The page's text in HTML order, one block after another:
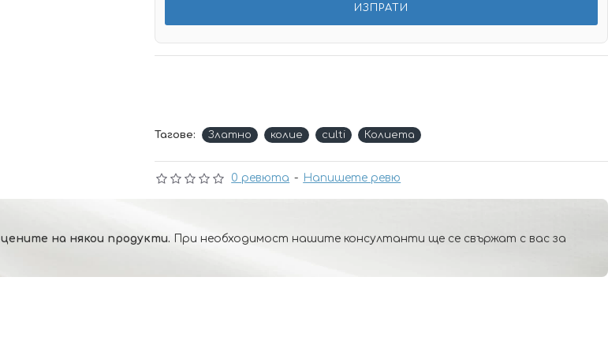
0 ревюта - Напишете ревю
Тагове: Златно колие culti Колиета
цените на някои продукти. При необходимост нашите консултанти ще се свържат с вас за